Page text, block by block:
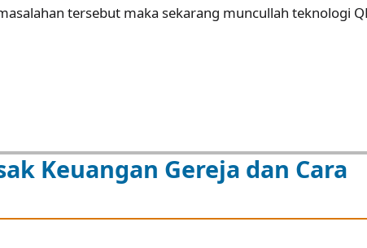
tersebut maka sekarang muncullah teknologi
Keuangan Gereja dan Cara